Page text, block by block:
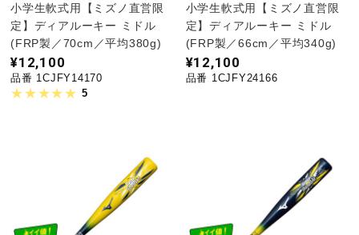
小学生軟式用【ミズノ直営限
定】ディアルーキー ミドル
(FRP製／70cm／平均380g)
¥12,100
品番 1CJFY14170
5
小学生軟式用【ミズノ直営限
定】ディアルーキー ミドル
(FRP製／66cm／平均340g)
¥12,100
品番 1CJFY24166